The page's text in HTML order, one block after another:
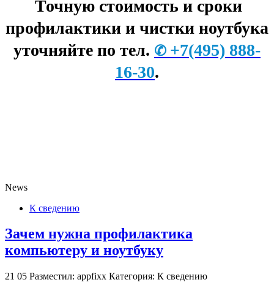
Точную стоимость и сроки
профилактики и чистки ноутбука
уточняйте по тел. ✆ +7(495) 888-
16-30.
News
К сведению
Зачем нужна профилактика
компьютеру и ноутбуку
21 05 Разместил: appfixx Категория: К сведению